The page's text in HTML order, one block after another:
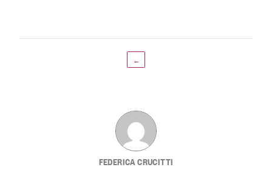
←
FEDERICA CRUCITTI